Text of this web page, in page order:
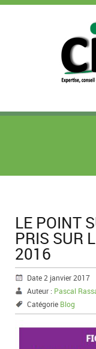
LE POINT
PRIS SUR
2016
Date 2 janvier 2017
Auteur : Pascal
Catégorie Blog